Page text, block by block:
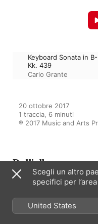
Keyboard Sonata in
Kk. 439
Carlo Grante
20 ottobre 2017
1 traccia, 6 minuti
℗ 2017 Music and Arts
Dall’album
D.
Scegli un altro
specifici per
United States